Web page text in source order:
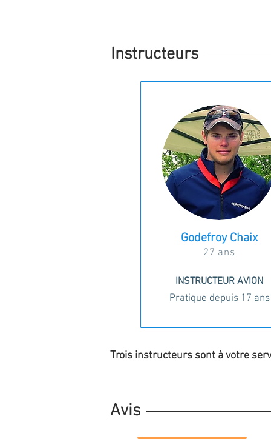
Instructeurs
Godefroy Chaix
27 ans
INSTRUCTEUR AVION
Pratique depuis 17 ans
Trois instructeurs sont à votre
Avis